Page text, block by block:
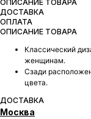
ОПИСАНИЕ ТОВАРА
ДОСТАВКА
ОПЛАТА
ОПИСАНИЕ ТОВАРА
Классический
женщинам.
Сзади
цвета.
ДОСТАВКА
Москва